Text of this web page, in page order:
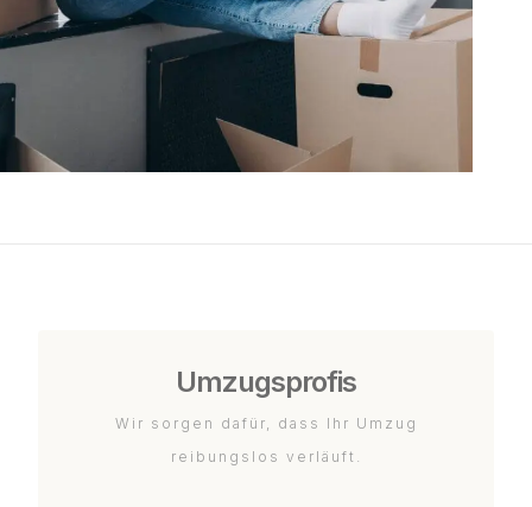
Umzugsprofis
Wir sorgen dafür, dass Ihr Umzug
reibungslos verläuft.